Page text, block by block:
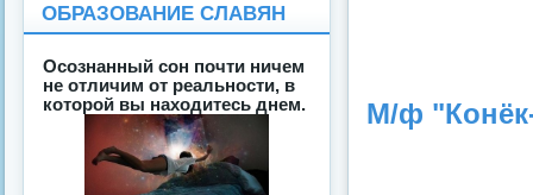
М/ф
ОБРАЗОВАНИЕ СЛАВЯН
Осознанный сон почти ничем
не отличим от реальности, в
которой вы находитесь днем.